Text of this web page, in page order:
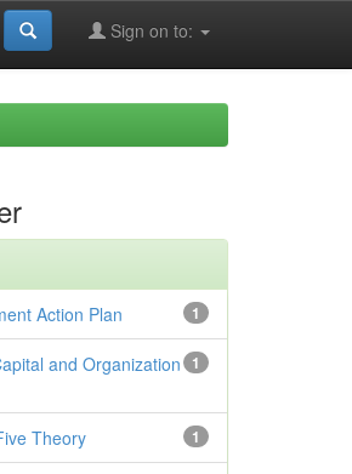
Sign on to:
1
Action Plan
1
and Organization
1
Theory